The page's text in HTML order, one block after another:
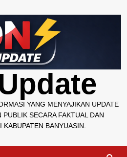
YANG MENYAJIKAN UPDATE
PUBLIK SECARA FAKTUAL DAN
KABUPATEN BANYUASIN.